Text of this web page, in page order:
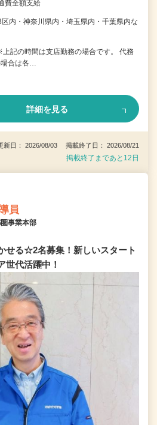
費全額支給
内・神奈川県内・埼玉県内・千葉県内な
記の時間は支店勤務の場合です。 代務
場合は各…
詳細を見る
新日： 2026/08/03 掲載終了日： 2026/08/21
掲載終了まであと12日
員
事業本部
せる☆2名募集！新しいスタート
世代活躍中！